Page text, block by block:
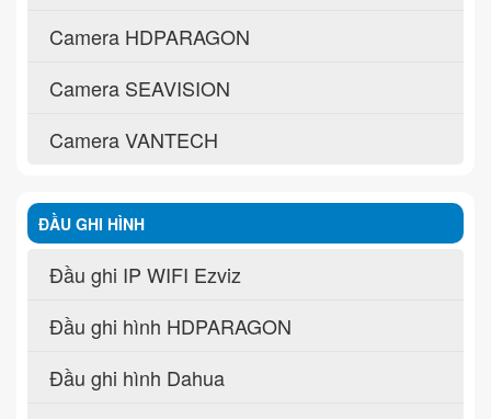
Camera HDPARAGON
Camera SEAVISION
Camera VANTECH
ĐẦU GHI HÌNH
Đầu ghi IP WIFI Ezviz
Đầu ghi hình HDPARAGON
Đầu ghi hình Dahua